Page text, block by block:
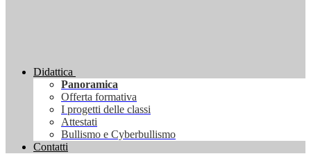
Didattica
Panoramica
Offerta formativa
I progetti delle classi
Attestati
Bullismo e Cyberbullismo
Contatti